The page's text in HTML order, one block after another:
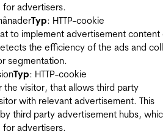
advertisers.
Typ: HTTP-cookie
to implement advertisement content
the efficiency of the ads and
segmentation.
Typ: HTTP-cookie
the visitor, that allows third party
with relevant advertisement. This
third party advertisement hubs,
advertisers.